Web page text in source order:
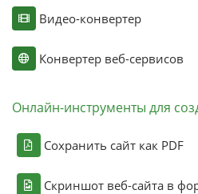
Видео-конвертер
Конвертер веб-сервисов
Онлайн-инструменты для
Сохранить сайт как PDF
Скриншот веб-сайта в